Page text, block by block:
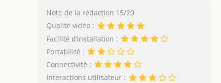
Note de la rédaction 15/20
Qualité vidéo :
Facilité d’installation :
Portabilité :
Connectivité :
Interactions utilisateur :